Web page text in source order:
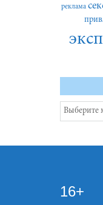
реклама
Архивы
16+